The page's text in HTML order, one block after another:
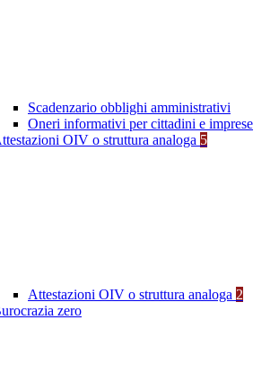
Scadenzario obblighi amministrativi
Oneri informativi per cittadini e imprese
OIV o struttura analoga 5
Attestazioni OIV o struttura analoga 2
zero